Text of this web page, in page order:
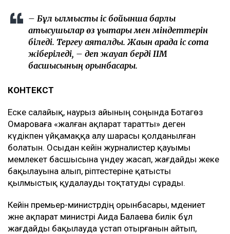
– Бұл қылмыстық іс бойынша барлық
қатысушылар өз құқықтары мен міндеттерін
біледі. Тергеу аяқталды. Жақын арада іс сотқа
жіберіледі, – деп жауап берді ІІМ
басшысының орынбасары.
КОНТЕКСТ
Еске салайық, наурыз айының соңында Ботагөз
Омароваға «жалған ақпарат таратты» деген
күдікпен үйқамаққа алу шарасы қолданылған
болатын. Осыдан кейін журналистер қауымы
мемлекет басшысына үндеу жасап, жағдайды жеке
бақылауына алып, әріптестеріне қатысты
қылмыстық қудалауды тоқтатуды сұрады.
Кейін премьер-министрдің орынбасары, мәдениет
және ақпарат министрі Аида Балаева билік бұл
жағдайды бақылауда ұстап отырғанын айтып,